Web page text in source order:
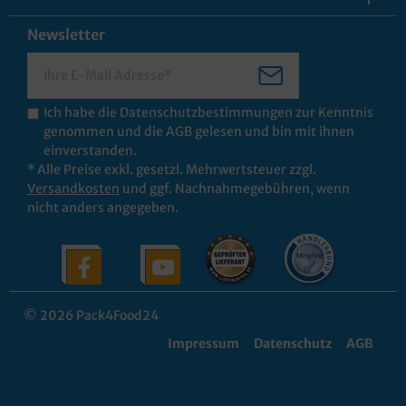
Newsletter
Ich habe die Datenschutzbestimmungen zur Kenntnis
genommen und die AGB gelesen und bin mit ihnen
einverstanden.
* Alle Preise exkl. gesetzl. Mehrwertsteuer zzgl.
Versandkosten und ggf. Nachnahmegebühren, wenn
nicht anders angegeben.
© 2026 Pack4Food24
Impressum
Datenschutz AGB